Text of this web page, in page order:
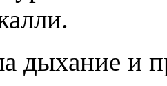
дыхание и